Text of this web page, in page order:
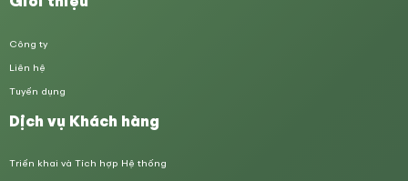
Công ty
Liên hệ
Tuyển dụng
Dịch vụ Khách hàng
Triển khai và Tích hợp Hệ thống